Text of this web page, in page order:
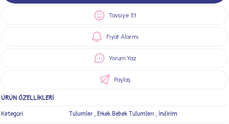
Tavsiye Et
Fiyat Alarmı
Yorum Yaz
Paylaş
ÜRÜN ÖZELLİKLERİ
Kategori Tulumlar ,Erkek Bebek Tulumları , İndirim